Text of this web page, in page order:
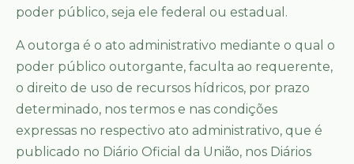
poder público, seja ele federal ou estadual.
A outorga é o ato administrativo mediante o qual o
poder público outorgante, faculta ao requerente,
o direito de uso de recursos hídricos, por prazo
determinado, nos termos e nas condições
expressas no respectivo ato administrativo, que é
publicado no Diário Oficial da União, nos Diários